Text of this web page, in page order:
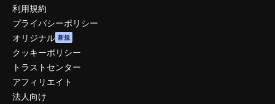
利用規約
プライバシーポリシー
オリジナル 新規
クッキーポリシー
トラストセンター
アフィリエイト
法人向け